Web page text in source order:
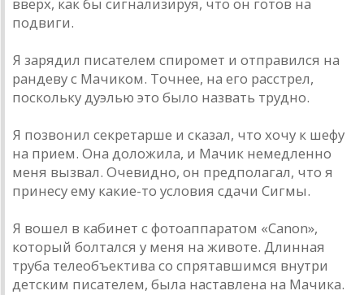
вверх, как бы сигнализируя, что он готов на
подвиги.
Я зарядил писателем спиромет и отправился на
рандеву с Мачиком. Точнее, на его расстрел,
поскольку дуэлью это было назвать трудно.
Я позвонил секретарше и сказал, что хочу к шефу
на прием. Она доложила, и Мачик немедленно
меня вызвал. Очевидно, он предполагал, что я
принесу ему какие-то условия сдачи Сигмы.
Я вошел в кабинет с фотоаппаратом «Canon»,
который болтался у меня на животе. Длинная
труба телеобъектива со спрятавшимся внутри
детским писателем, была наставлена на Мачика.